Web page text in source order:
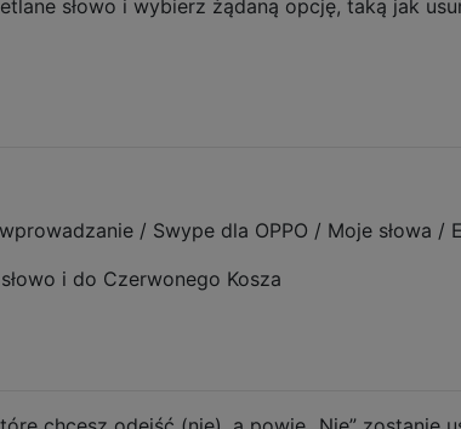
słowo i wybierz żądaną opcję, taką jak
/ Swype dla OPPO / Moje słowa /
i do Czerwonego Kosza